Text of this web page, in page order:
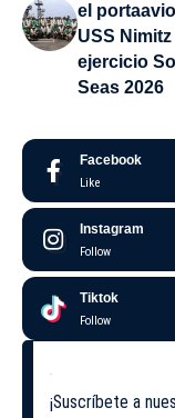
el
USS
ejercicio
Seas 2026
Facebook
Like
Instagram
Follow
Tiktok
Follow
¡Suscríbete a